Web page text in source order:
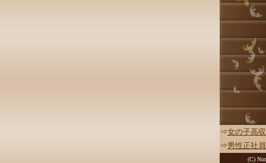
⇒女の子高
⇒男性正社
(C)